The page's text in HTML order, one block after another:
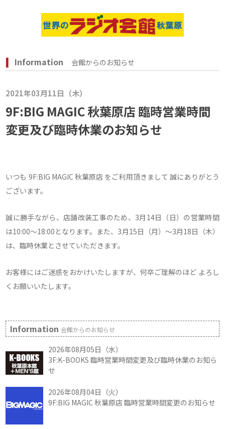
Information 会館からのお知らせ
2021年03月11日（木）
9F:BIG MAGIC 秋葉原店 臨時営業時間
変更及び臨時休業のお知らせ
いつも 9F:BIG MAGIC 秋葉原店 をご利用頂きまして 誠にありがとう
ございます。
誠に勝手ながら、店舗改装工事のため、3月14日（日）の営業時間
は10:00～18:00となります。また、3月15日（月）～3月18日（木）
は、臨時休業とさせていただきます。
お客様にはご迷惑をおかけいたしますが、何卒ご理解のほど よろし
くお願いいたします。
Information会館からのお知らせ
2026年08月05日（水）
3F:K-BOOKS 臨時営業時間変更及び臨時休業のお知ら
せ
2026年08月04日（火）
9F:BIG MAGIC 秋葉原店 臨時営業時間変更のお知らせ